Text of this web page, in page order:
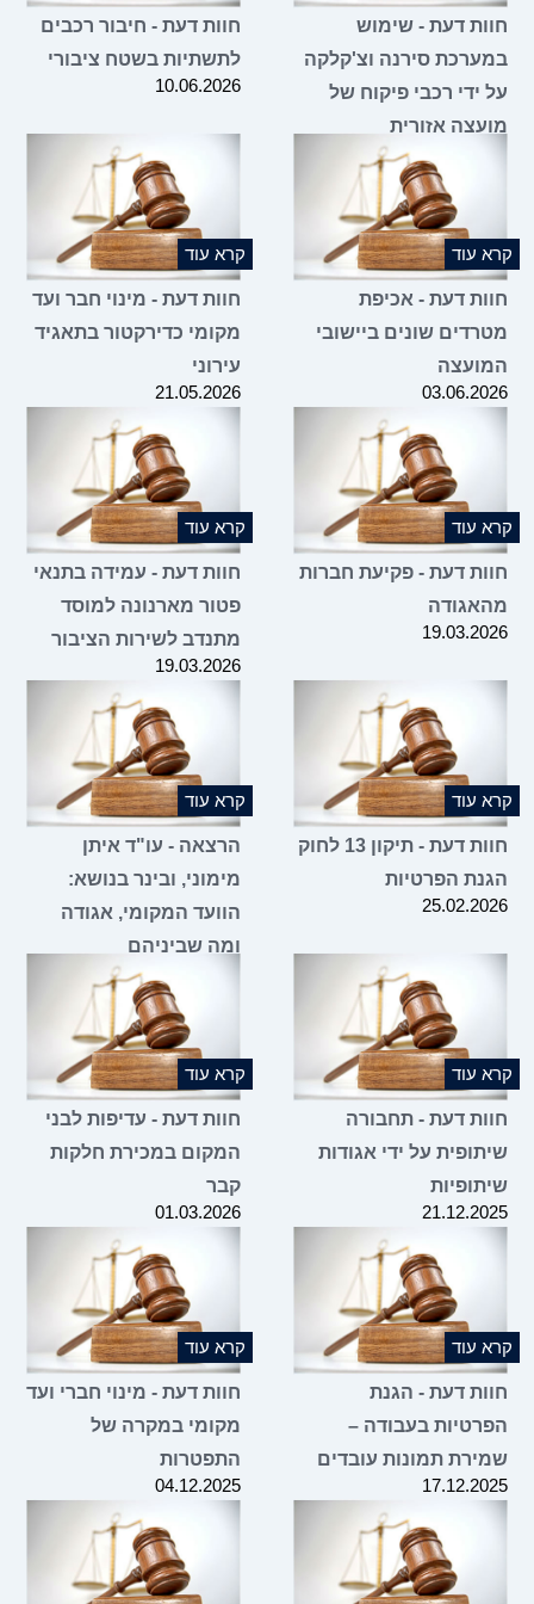
דעת - שימוש
סירנה וצ'קלקה
ידי רכבי פיקוח של
אזורית
חוות דעת - חיבור רכבים
לתשתיות בשטח ציבורי
10.06.2026
עוד
דעת - אכיפת
שונים ביישובי
קרא עוד
חוות דעת - מינוי חבר ועד
מקומי כדירקטור בתאגיד
עירוני
21.05.2026
עוד
דעת - פקיעת חברות
קרא עוד
חוות דעת - עמידה בתנאי
פטור מארנונה למוסד
מתנדב לשירות הציבור
19.03.2026
עוד
חוות דעת - תיקון 13 לחוק
הפרטיות
קרא עוד
הרצאה - עו"ד איתן
מימוני, ובינר בנושא:
הוועד המקומי, אגודה
ומה שביניהם
עוד
דעת - תחבורה
על ידי אגודות
קרא עוד
חוות דעת - עדיפות לבני
המקום במכירת חלקות
01.03.2026
עוד
דעת - הגנת
בעבודה –
תמונות עובדים
קרא עוד
חוות דעת - מינוי חברי ועד
מקומי במקרה של
התפטרות
04.12.2025